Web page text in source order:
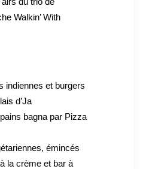
Walkin’ With
indiennes et burgers
d’Ja
bagna par Pizza
émincés
la crème et bar à